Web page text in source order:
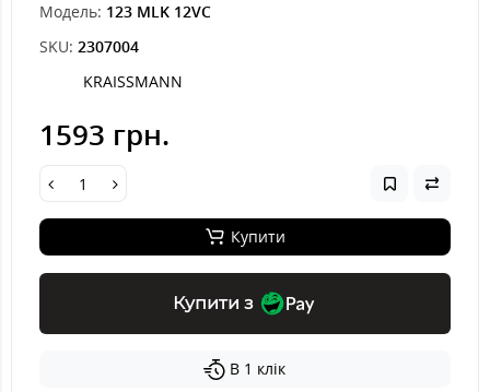
Модель: 123 MLK 12VС
SKU: 2307004
KRAISSMANN
1593 грн.
Купити
Купити з
В 1 клік